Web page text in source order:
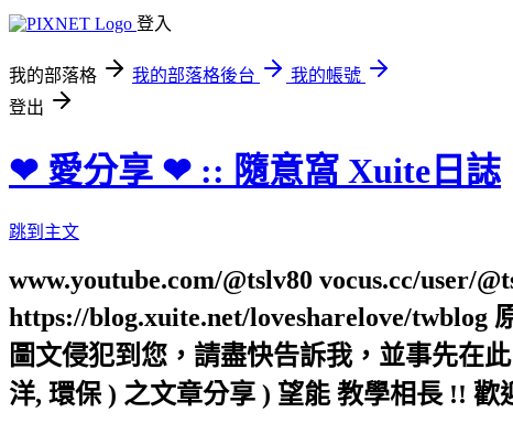
登入
我的部落格 我的部落格後台
我的帳號
登出
❤ 愛分享 ❤ :: 隨意窩 Xuite日誌
跳到主文
www.youtube.com/@tslv80 vocus.cc/user/
https://blog.xuite.net/lovesharelove/
圖文侵犯到您，請盡快告訴我，並事先在
洋, 環保 ) 之文章分享 ) 望能 教學相長 !!